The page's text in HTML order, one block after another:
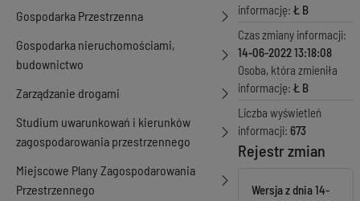
Gospodarka Przestrzenna
Gospodarka nieruchomościami,
budownictwo
Zarządzanie drogami
Studium uwarunkowań i kierunków
zagospodarowania przestrzennego
Miejscowe Plany Zagospodarowania
Przestrzennego
informację: Ł B
Czas zmiany informacji:
14-06-2022 13:18:08
Osoba, która zmieniła
informację: Ł B
Liczba wyświetleń
informacji: 673
Rejestr zmian
Wersja z dnia14-